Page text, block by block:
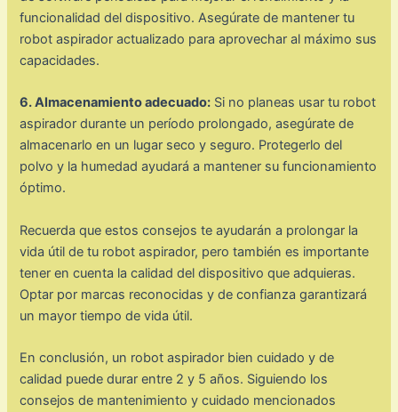
funcionalidad del dispositivo. Asegúrate de mantener tu
robot aspirador actualizado para aprovechar al máximo sus
capacidades.
6. Almacenamiento adecuado: Si no planeas usar tu robot
aspirador durante un período prolongado, asegúrate de
almacenarlo en un lugar seco y seguro. Protegerlo del
polvo y la humedad ayudará a mantener su funcionamiento
óptimo.
Recuerda que estos consejos te ayudarán a prolongar la
vida útil de tu robot aspirador, pero también es importante
tener en cuenta la calidad del dispositivo que adquieras.
Optar por marcas reconocidas y de confianza garantizará
un mayor tiempo de vida útil.
En conclusión, un robot aspirador bien cuidado y de
calidad puede durar entre 2 y 5 años. Siguiendo los
consejos de mantenimiento y cuidado mencionados